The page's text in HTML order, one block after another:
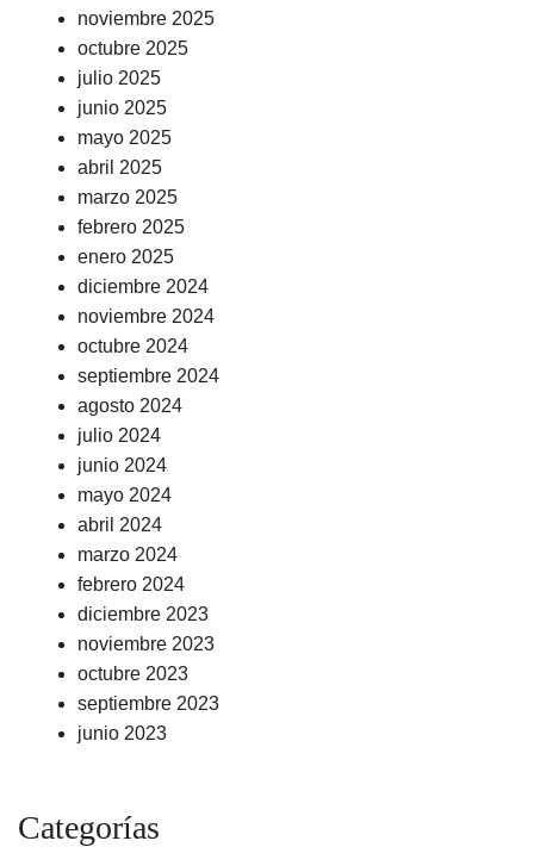
noviembre 2025
octubre 2025
julio 2025
junio 2025
mayo 2025
abril 2025
marzo 2025
febrero 2025
enero 2025
diciembre 2024
noviembre 2024
octubre 2024
septiembre 2024
agosto 2024
julio 2024
junio 2024
mayo 2024
abril 2024
marzo 2024
febrero 2024
diciembre 2023
noviembre 2023
octubre 2023
septiembre 2023
junio 2023
Categorías